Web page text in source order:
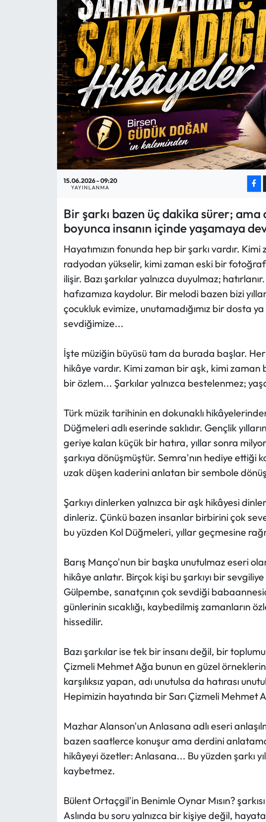
15.06.2026 - 09:20
YAYINLANMA
Bir şarkı bazen üç dakika sürer; ama
boyunca insanın içinde yaşamaya
Hayatımızın fonunda hep bir şarkı vardır.
radyodan yükselir, kimi zaman eski bir fotoğraf
ilişir. Bazı şarkılar yalnızca duyulmaz;
hafızamıza kaydolur. Bir melodi bazen bizi
çocukluk evimize, unutamadığımız bir dosta
sevdiğimize...
İşte müziğin büyüsü tam da burada başlar. Her
hikâye vardır. Kimi zaman bir aşk, kimi zaman
bir özlem... Şarkılar yalnızca bestelenmez;
Türk müzik tarihinin en dokunaklı
Düğmeleri adlı eserinde saklıdır. Gençlik
geriye kalan küçük bir hatıra, yıllar sonra
şarkıya dönüşmüştür. Semra'nın hediye ettiği
uzak düşen kaderini anlatan bir sembole
Şarkıyı dinlerken yalnızca bir aşk hikâyesi
dinleriz. Çünkü bazen insanlar birbirini çok
bu yüzden Kol Düğmeleri, yıllar geçmesine
Barış Manço'nun bir başka unutulmaz eseri
hikâye anlatır. Birçok kişi bu şarkıyı bir sevgiliye
Gülpembe, sanatçının çok sevdiği
günlerinin sıcaklığı, kaybedilmiş zamanların
hissedilir.
Bazı şarkılar ise tek bir insanı değil, bir
Çizmeli Mehmet Ağa bunun en güzel
karşılıksız yapan, adı unutulsa da hatırası
Hepimizin hayatında bir Sarı Çizmeli Mehmet
Mazhar Alanson'un Anlasana adlı eseri
bazen saatlerce konuşur ama derdini
hikâyeyi özetler: Anlasana... Bu yüzden şarkı
kaybetmez.
Bülent Ortaçgil'in Benimle Oynar Mısın? şarkısı
Aslında bu soru yalnızca bir kişiye değil,
Mektup Galeri
Röportaj
Manşet
Köşe Yazıları
Karikatür Galeri
ASTROLOJİ
Mektup Galeri